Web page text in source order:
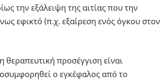
την εξάλειψη της αιτίας που την
εφικτό (π.χ. εξαίρεση ενός όγκου στον
θεραπευτική προσέγγιση είναι
ο εγκέφαλος από το